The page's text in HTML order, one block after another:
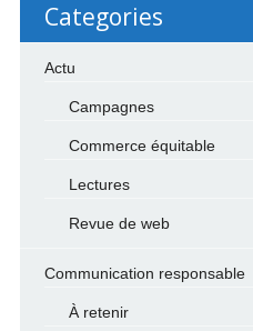
Categories
Actu
Campagnes
Commerce équitable
Lectures
Revue de web
Communication responsable
À retenir